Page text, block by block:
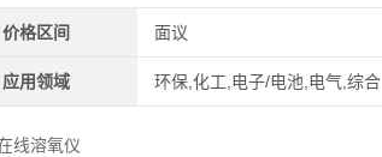
价格区间 面议
应用领域 环保,化工,电子/电池,电气,综合